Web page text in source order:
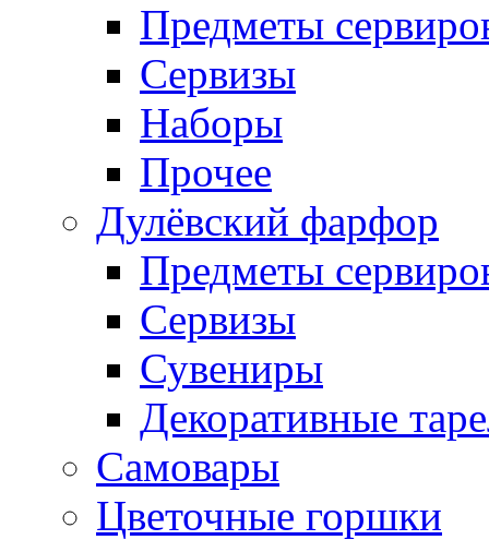
Предметы
Сервизы
Наборы
Прочее
Дулёвский фарфор
Предметы
Сервизы
Сувениры
Декоративные
Самовары
Цветочные горшки